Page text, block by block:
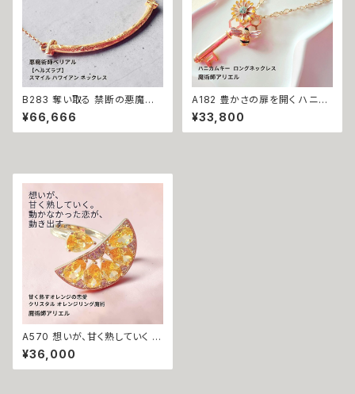
B283 奪い取る 禁断の悪魔術
恋の勝者になれる 縁切り【ヘル
ズラブ】スマイル ハワイアン ネ
ックレス ステンレス 悪魔術師
ト 強力 排除 略奪愛 成就
¥66,666
A182 豊かさの扉を開く ハニカ
ムキー 太陽開花の仕事運・生業
守護 才能開花 ロングネックレ
ス 魔術師アリエル 魔術 金運 仕
¥33,800
A570 想いが、甘く熟していく オ
レンジの恋愛魔術で恋愛成就
スワロフスキークリスタル オレ
ンジリング 指輪 魔術師 アリエ
¥36,000